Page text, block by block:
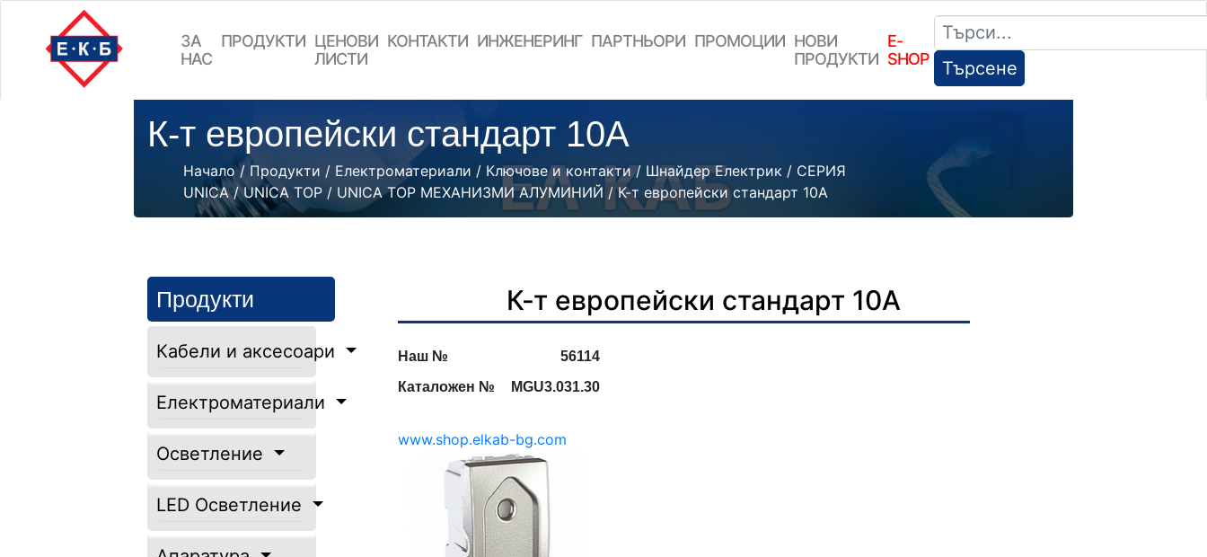
ЗА
НАС
ПРОДУКТИ ЦEНОВИ
ЛИСТИ
КОНТАКТИ ИНЖЕНЕРИНГ ПАРТНЬОРИ ПРОМОЦИИ НОВИ
ПРОДУКТИ
E-
SHOP
Търсене
К-т европейски стандарт 10А
Начало/ Продукти / Електроматериали / Ключове и контакти/ Шнайдер Електрик / СЕРИЯ
UNICA/UNICA TOP / UNICA TOP МЕХАНИЗМИ АЛУМИНИЙ / К-т европейски стандарт 10А
Продукти
Кабели и аксесоари
Електроматериали
Осветление
LED Осветление
К-т европейски стандарт 10А
Наш №
56114
Каталожен №
MGU3.031.30
www.shop.elkab-bg.com